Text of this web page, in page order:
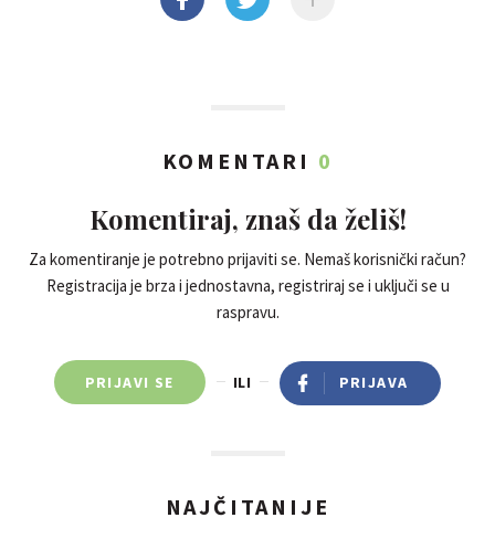
KOMENTARI 0
Komentiraj, znaš da želiš!
Za komentiranje je potrebno prijaviti se. Nemaš korisnički račun?
Registracija je brza i jednostavna, registriraj se i uključi se u
raspravu.
PRIJAVI SE ILI PRIJAVA
NAJČITANIJE